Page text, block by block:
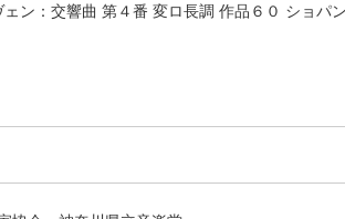
ン：交響曲 第４番 変ロ長調 作品６０ ショパ